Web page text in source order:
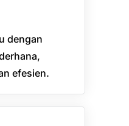
dengan
efesien.